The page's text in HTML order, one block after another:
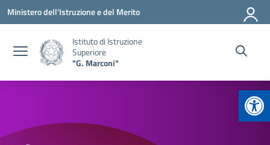
Vai ai contenuti
Vai al menu di navigazione
Vai al footer
Ministero dell'Istruzione e del Merito
Istituto di Istruzione
Superiore
"G. Marconi"